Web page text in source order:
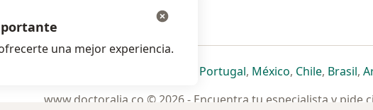
se abre en una nueva pestaña
se abre en una nueva pestaña
se abre en una nueva pestaña
se abre en una nueva pestaña
Portugalse abre en una nueva
, Méxicose abre en una
, Chilese abre
, Brasilse
,
www.doctoralia.co © 2026 - Encuentra tu especialista y pide
una mejor experiencia.